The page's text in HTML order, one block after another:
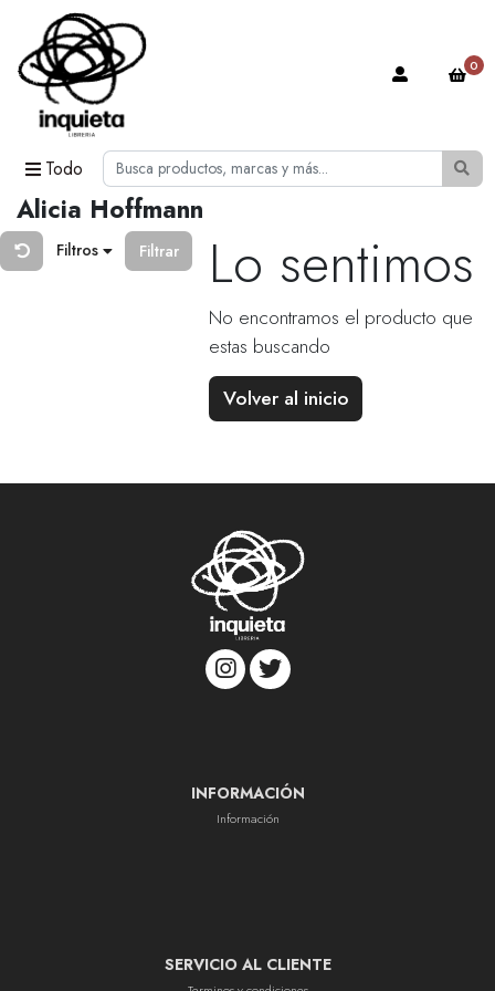
Todo
0
Alicia Hoffmann
Filtros Filtrar Lo sentimos
No encontramos el producto que
estas buscando
Volver al inicio
INFORMACIÓN
Información
SERVICIO AL CLIENTE